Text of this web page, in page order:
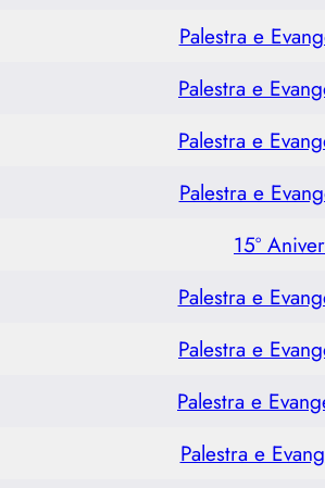
Palestra e
Palestra e
Palestra e
Palestra e
15º
Palestra e
Palestra e
Palestra e
Palestra e